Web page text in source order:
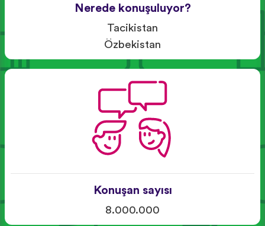
Nerede konuşuluyor?
Tacikistan
Özbekistan
Konuşan sayısı
8.000.000